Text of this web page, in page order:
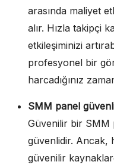
arasında maliyet
alır. Hızla takipçi
etkileşiminizi
profesyonel bir
harcadığınız
SMM panel
Güvenilir bir SMM
güvenlidir. Ancak,
güvenilir